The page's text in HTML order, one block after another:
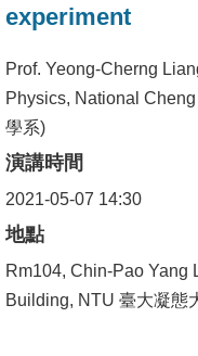
所
簡
介
系
所
成
員
學
experiment
Prof. Yeong-Cherng
Physics, National
學系)
演講時間
2021-05-07 14:30
地點
Rm104, Chin-Pao Yang
Building, NTU 臺大凝態